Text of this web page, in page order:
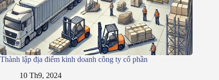
Thành lập địa điểm kinh doanh công ty cổ phần
10 Th9, 2024